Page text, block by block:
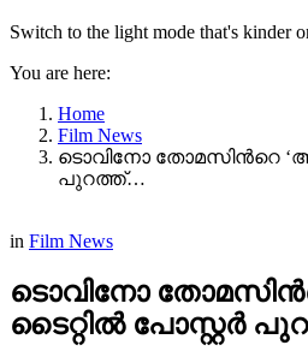
Switch to the light mode that's kinder
You are here:
Home
Film News
ടൊവിനോ തോമസിന്‍റെ
പുറത്ത്…
in Film News
ടൊവിനോ
ടൈറ്റിൽ പോസ്റ്റർ